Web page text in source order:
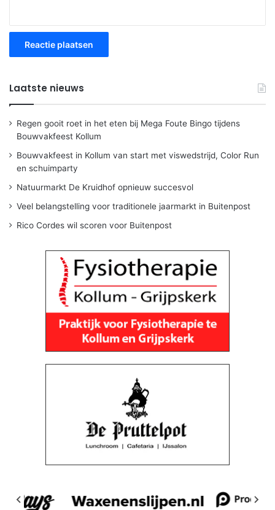
Laatste nieuws
Regen gooit roet in het eten bij Mega Foute Bingo tijdens
Bouwvakfeest Kollum
Bouwvakfeest in Kollum van start met viswedstrijd, Color Run
en schuimparty
Natuurmarkt De Kruidhof opnieuw succesvol
Veel belangstelling voor traditionele jaarmarkt in Buitenpost
Rico Cordes wil scoren voor Buitenpost